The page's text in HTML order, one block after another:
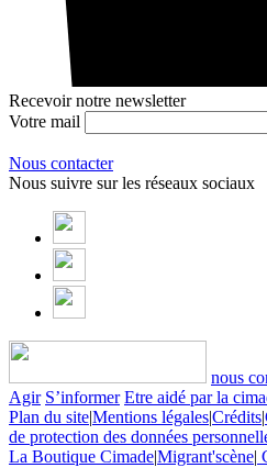
Recevoir notre newsletter
Votre mail
Nous contacter
Nous suivre sur les réseaux sociaux
nous
Agir S’informer Etre aidé par la
Plan du site|Mentions légales|Crédits|
de protection des données
La Boutique Cimade|Migrant'scène|